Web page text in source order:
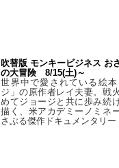
吹替版 モンキービジネス お
の大冒険 8/15(土)～
世界中で愛されている絵
ジ」の原作者レイ夫妻。戦
めてジョージと共に歩み続
描く、米アカデミーノミネ
さぶる傑作ドキュメンタリー